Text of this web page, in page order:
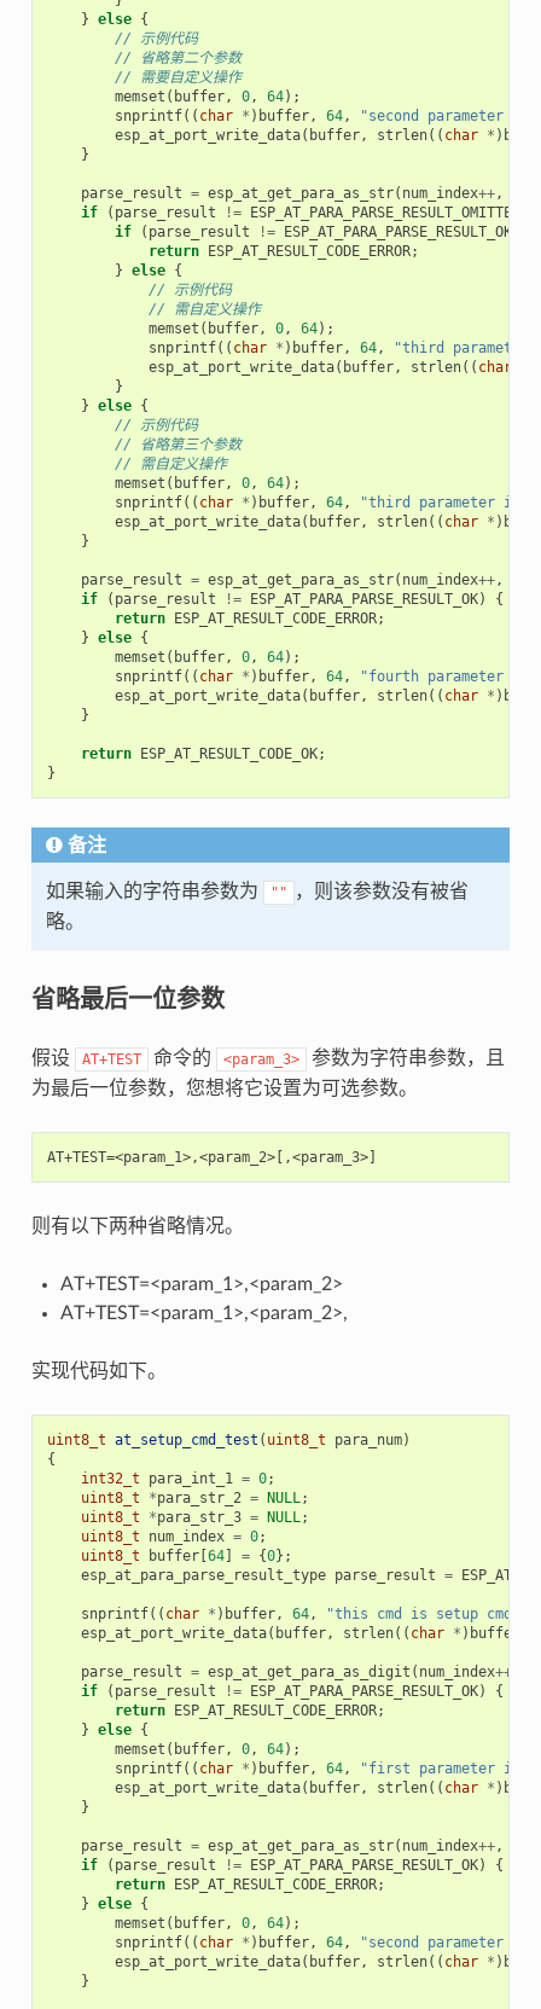
} else {
// 示例代码
// 省略第二个参数
// 需要自定义操作
memset ( buffer, 0, 64);
snprintf(( char * ) buffer, 64,
"second parameter is
esp_at_port_write_data( buffer, strlen(( char * )
}
parse_result = esp_at_get_para_as_str( num_index++,
if
( parse_result != ESP_AT_PARA_PARSE_RESULT_OMITTED
if
( parse_result != ESP_AT_PARA_PARSE_RESULT_OK
return ESP_AT_RESULT_CODE_ERROR;
} else {
// 示例代码
// 需自定义操作
memset ( buffer, 0, 64);
snprintf(( char * ) buffer, 64,
"third parameter
esp_at_port_write_data( buffer, strlen(( char
}
} else {
// 示例代码
// 省略第三个参数
// 需自定义操作
memset ( buffer, 0, 64);
snprintf(( char * ) buffer, 64,
"third parameter is
esp_at_port_write_data( buffer, strlen(( char * )
}
parse_result = esp_at_get_para_as_str( num_index++,
if
( parse_result != ESP_AT_PARA_PARSE_RESULT_OK)
{
return ESP_AT_RESULT_CODE_ERROR;
} else {
memset ( buffer, 0, 64);
snprintf(( char * ) buffer, 64,
"fourth parameter is:
esp_at_port_write_data( buffer, strlen(( char * )
}
return ESP_AT_RESULT_CODE_OK;
}
备注
如果输入的字符串参数为 ""
，则该参数没有被省
略。
省略最后一位参数
假设 AT+TEST 命令的 <param_3>
参数为字符串参数，且
为最后一位参数，您想将它设置为可选参数。
则有以下两种省略情况。
AT+TEST=<param_1>,<param_2>
AT+TEST=<param_1>,<param_2>,
实现代码如下。
uint8_t at_setup_cmd_test ( uint8_t para_num)
{
int32_t
para_int_1 = 0;
uint8_t
*para_str_2 = NULL;
uint8_t
*para_str_3 = NULL;
uint8_t
num_index = 0;
uint8_t
buffer[64] = {0};
esp_at_para_parse_result_type parse_result =
snprintf(( char * ) buffer, 64,
"this cmd is setup cmd
esp_at_port_write_data( buffer, strlen(( char * ) buffer
parse_result = esp_at_get_para_as_digit ( num_index++
if
( parse_result != ESP_AT_PARA_PARSE_RESULT_OK)
{
return ESP_AT_RESULT_CODE_ERROR;
} else {
memset ( buffer, 0, 64);
snprintf(( char * ) buffer, 64,
"first parameter is:
esp_at_port_write_data( buffer, strlen(( char * )
}
parse_result = esp_at_get_para_as_str( num_index++,
if
( parse_result != ESP_AT_PARA_PARSE_RESULT_OK)
{
return ESP_AT_RESULT_CODE_ERROR;
} else {
memset ( buffer, 0, 64);
snprintf(( char * ) buffer, 64,
"second parameter is:
esp_at_port_write_data( buffer, strlen(( char * )
}